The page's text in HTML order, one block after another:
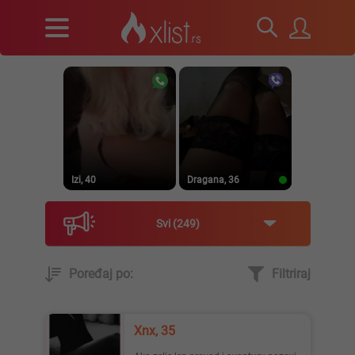
Izi, 40 Dragana, 36
Svi 249
Poređaj po: Filtriraj
Xnx, 35